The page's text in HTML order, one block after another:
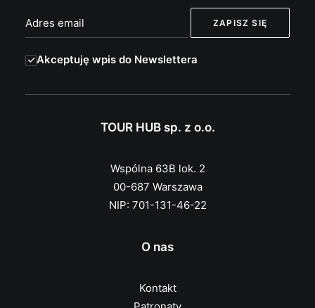
Akceptuję wpis do Newslettera
TOUR HUB sp. z o.o.
Wspólna 63B lok. 2
00-687 Warszawa
NIP: 701-131-46-22
O nas
Kontakt